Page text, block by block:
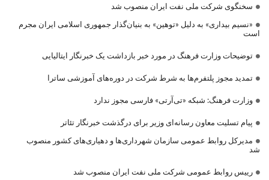
سخنگوی شرکت ملی نفت ایران منصوب شد
«نسیم بیداری» به دلیل «توهین» به بنیان‌گذار جمهوری اسلامی ایران مجرم
است
توضیحات وزارت فرهنگ در مورد خبر بازداشت یک خبرنگار ایتالیایی
تمدید مجوز پلتفرم‌ها به شرط شرکت در دوره‌های آموزشی ساترا
وزارت فرهنگ: شبکه «تی‌آرتی» فارسی مجوز ندارد
پیام تسلیت معاون رسانه‌ای وزیر برای درگذشت خبرنگار تئاتر
مدیرکل روابط عمومی سازمان شهرداری‌ها و دهیاری‌های کشور منصوب
شد
رییس روابط عمومی شرکت ملی نفت ایران منصوب شد